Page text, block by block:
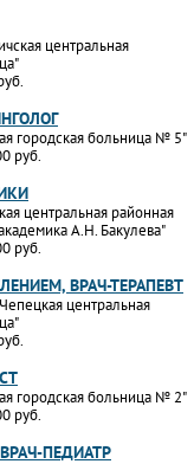
центральная
городская больница № 5"
руб.
центральная районная
А.Н. Бакулева"
руб.
ВРАЧ-ТЕРАПЕВТ
центральная
городская больница № 2"
руб.
ПЕДИАТР